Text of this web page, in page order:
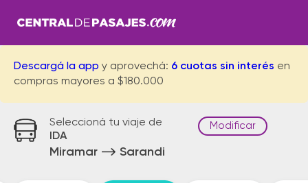
Descargá la app y aprovechá: 6 cuotas sin interés en
compras mayores a $180.000
Seleccioná tu viaje de
IDA
Miramar Sarandi
Modificar